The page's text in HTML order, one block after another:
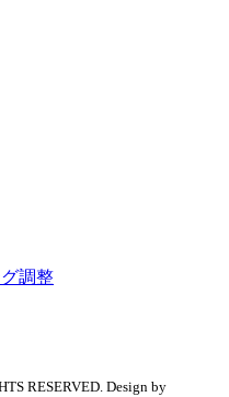
調整
RESERVED. Design by